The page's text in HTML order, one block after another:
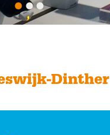
Dinther